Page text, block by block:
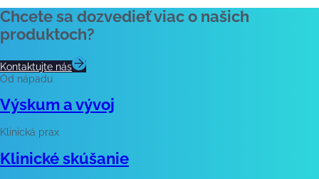
Chcete sa dozvedieť viac o našich
produktoch?
Kontaktujte nás
Od nápadu
Výskum a vývoj
Klinická prax
Klinické skúšanie